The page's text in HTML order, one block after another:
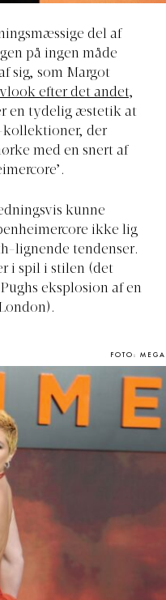
del af
på ingen måde
sig, som Margot
efter det andet,
en tydelig æstetik at
kollektioner, der
med en snert af
kunne
ikke lig
lignende tendenser.
i spil i stilen (det
eksplosion af en
FOTO: MEGA